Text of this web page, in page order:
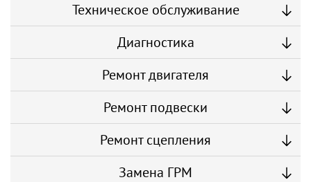
Техническое обслуживание
Диагностика
Ремонт двигателя
Ремонт подвески
Ремонт сцепления
Замена ГРМ